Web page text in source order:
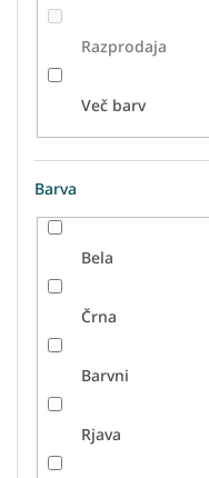
Razprodaja
Več barv
Barva
Bela
Črna
Barvni
Rjava